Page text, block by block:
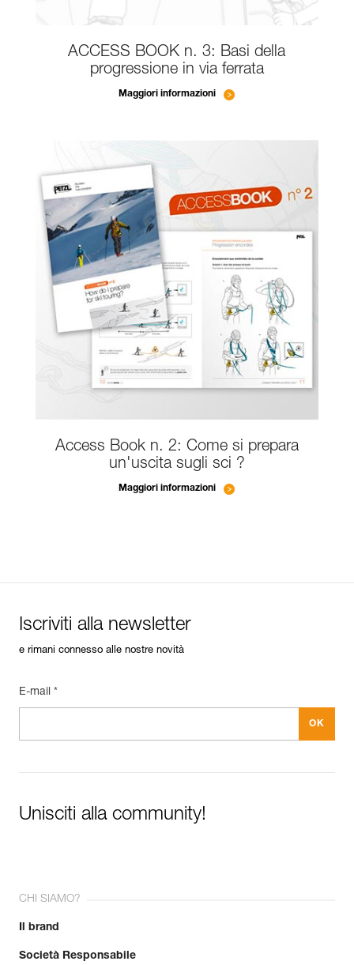
ACCESS BOOK n. 3: Basi della
progressione in via ferrata
Maggiori informazioni
Access Book n. 2: Come si prepara
un'uscita sugli sci ?
Maggiori informazioni
Iscriviti alla newsletter
e rimani connesso alle nostre novità
E-mail *
Unisciti alla community!
CHI SIAMO?
Il brand
Società Responsabile